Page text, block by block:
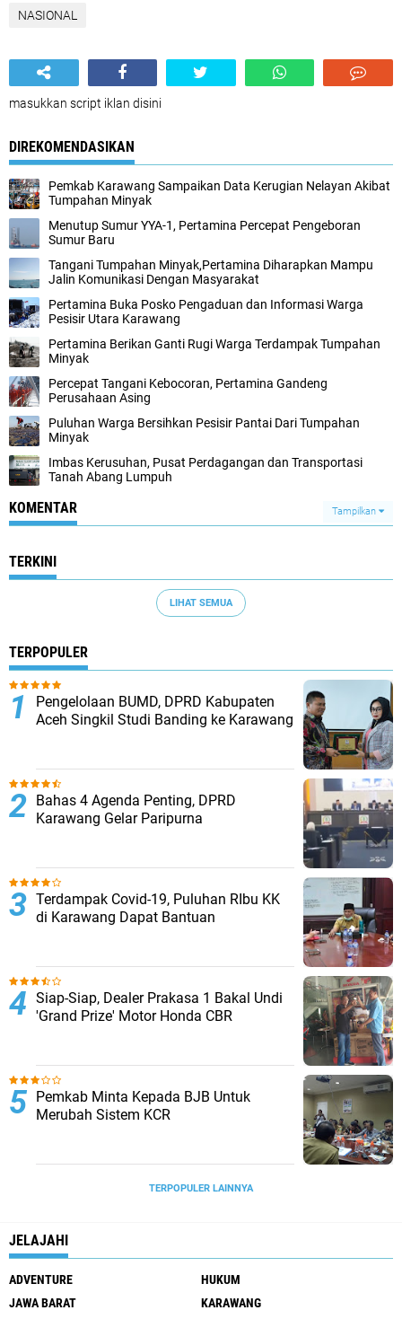
NASIONAL
masukkan script iklan disini
DIREKOMENDASIKAN
Pemkab Karawang Sampaikan Data Kerugian Nelayan Akibat
Tumpahan Minyak
Menutup Sumur YYA-1, Pertamina Percepat Pengeboran
Sumur Baru
Tangani Tumpahan Minyak,Pertamina Diharapkan Mampu
Jalin Komunikasi Dengan Masyarakat
Pertamina Buka Posko Pengaduan dan Informasi Warga
Pesisir Utara Karawang
Pertamina Berikan Ganti Rugi Warga Terdampak Tumpahan
Minyak
Percepat Tangani Kebocoran, Pertamina Gandeng
Perusahaan Asing
Puluhan Warga Bersihkan Pesisir Pantai Dari Tumpahan
Minyak
Imbas Kerusuhan, Pusat Perdagangan dan Transportasi
Tanah Abang Lumpuh
KOMENTAR Tampilkan
TERKINI
LIHAT SEMUA
TERPOPULER
Pengelolaan BUMD, DPRD Kabupaten
Aceh Singkil Studi Banding ke Karawang
Bahas 4 Agenda Penting, DPRD
Karawang Gelar Paripurna
Terdampak Covid-19, Puluhan RIbu KK
di Karawang Dapat Bantuan
Siap-Siap, Dealer Prakasa 1 Bakal Undi
'Grand Prize' Motor Honda CBR
Pemkab Minta Kepada BJB Untuk
Merubah Sistem KCR
TERPOPULER LAINNYA
JELAJAHI
ADVENTURE
HUKUM
JAWA BARAT
KARAWANG